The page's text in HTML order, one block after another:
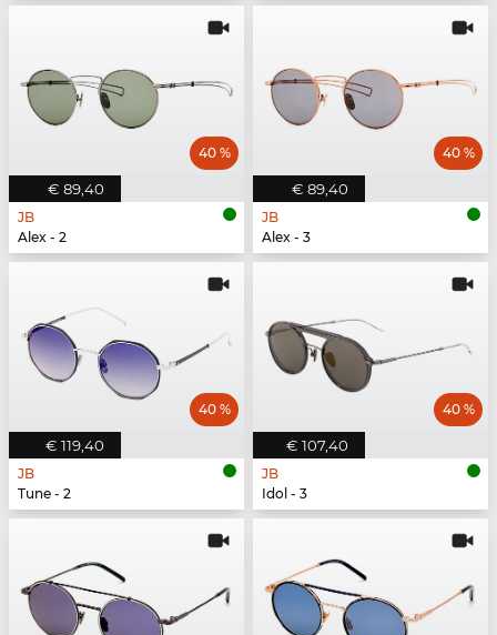
€ 89,40
40 %
JB
Alex - 2
€ 89,40
40 %
JB
Alex - 3
€ 119,40
40 %
JB
Tune - 2
€ 107,40
40 %
JB
Idol - 3